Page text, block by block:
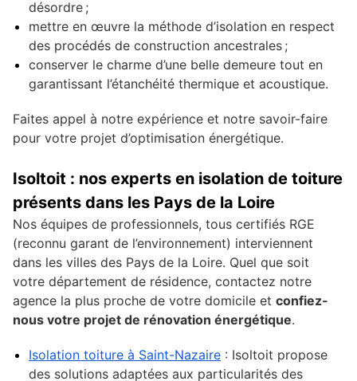
désordre ;
mettre en œuvre la méthode d’isolation en respect
des procédés de construction ancestrales ;
conserver le charme d’une belle demeure tout en
garantissant l’étanchéité thermique et acoustique.
Faites appel à notre expérience et notre savoir-faire
pour votre projet d’optimisation énergétique.
Isoltoit : nos experts en isolation de toiture
présents dans les Pays de la Loire
Nos équipes de professionnels, tous certifiés RGE
(reconnu garant de l’environnement) interviennent
dans les villes des Pays de la Loire. Quel que soit
votre département de résidence, contactez notre
agence la plus proche de votre domicile et confiez-
nous votre projet de rénovation énergétique.
Isolation toiture à Saint-Nazaire : Isoltoit propose
des solutions adaptées aux particularités des